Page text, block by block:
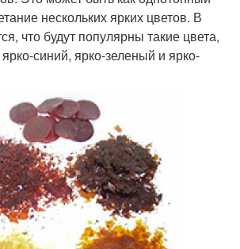
нескольких ярких цветов. В
что будут популярны такие цвета,
синий, ярко-зеленый и ярко-